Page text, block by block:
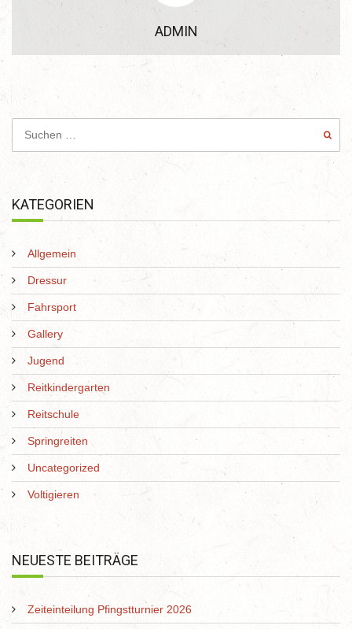
ADMIN
KATEGORIEN
Allgemein
Dressur
Fahrsport
Gallery
Jugend
Reitkindergarten
Reitschule
Springreiten
Uncategorized
Voltigieren
NEUESTE BEITRÄGE
Zeiteinteilung Pfingstturnier 2026